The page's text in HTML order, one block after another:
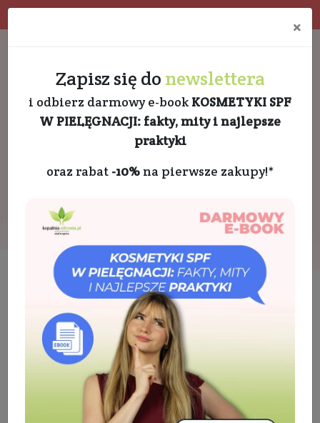
Kosmetyki Twarz
Krem do twarzy
Krem do twarzy na dzień
Naturalny krem do skóry dojrzałej
×
Zapisz się do newslettera
i odbierz darmowy e-book KOSMETYKI SPF
W PIELĘGNACJI: fakty, mity i najlepsze
praktyki
oraz rabat -10%na pierwsze zakupy!*